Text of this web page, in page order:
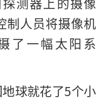
制人员将摄像机
了一幅太阳系
球就花了5个小